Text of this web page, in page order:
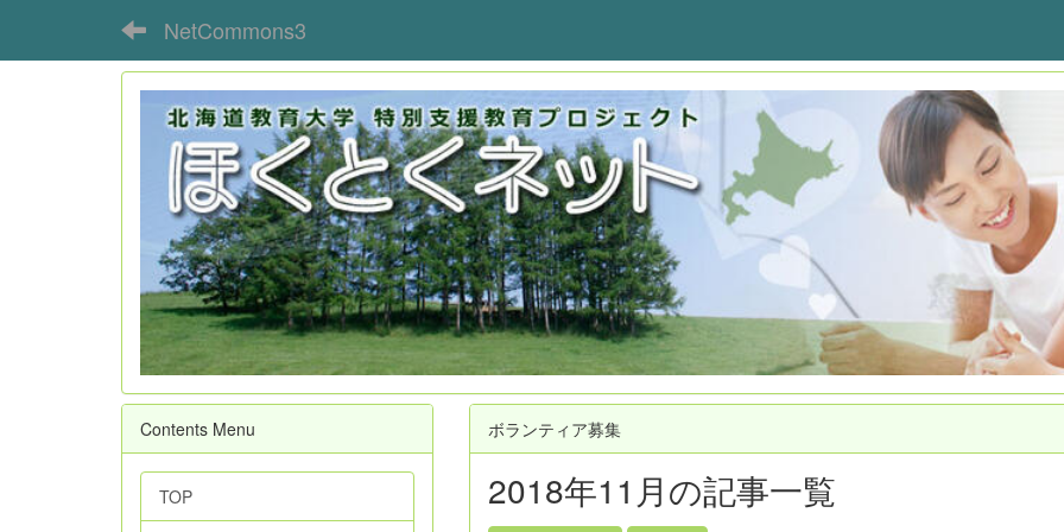
NetCommons3
ボランティア募集
2018年11月の記事一覧
Contents Menu
TOP